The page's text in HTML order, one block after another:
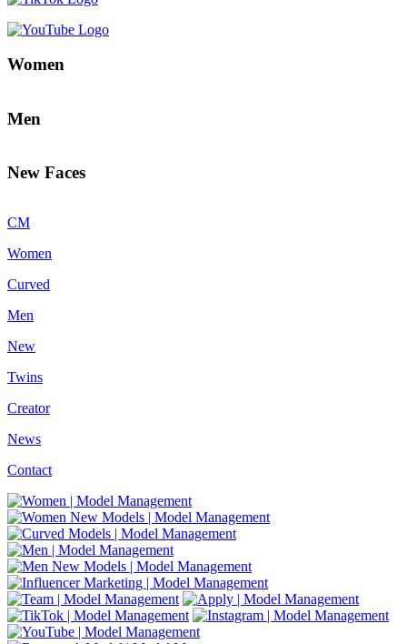
Women
Men
New Faces
CM
Women
Curved
Men
New
Twins
Creator
News
Contact